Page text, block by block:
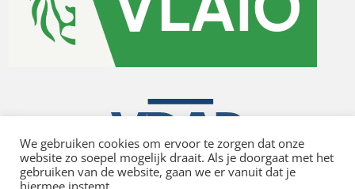
We gebruiken cookies om ervoor te zorgen dat onze
website zo soepel mogelijk draait. Als je doorgaat met het
gebruiken van de website, gaan we er vanuit dat je
hiermee instemt.